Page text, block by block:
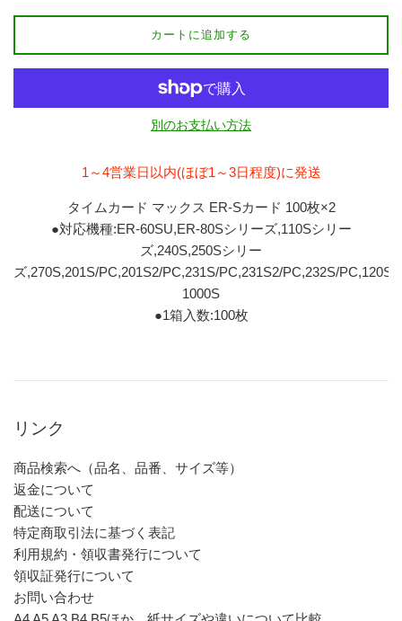
カートに追加する
別のお支払い方法
1～4営業日以内(ほぼ1～3日程度)に発送
タイムカード マックス ER-Sカード 100枚×2
●対応機種:ER-60SU,ER-80Sシリーズ,110Sシリー
ズ,240S,250Sシリー
ズ,270S,201S/PC,201S2/PC,231S/PC,231S2/PC,232S/
1000S
●1箱入数:100枚
リンク
商品検索へ（品名、品番、サイズ等）
返金について
配送について
特定商取引法に基づく表記
利用規約・領収書発行について
領収証発行について
お問い合わせ